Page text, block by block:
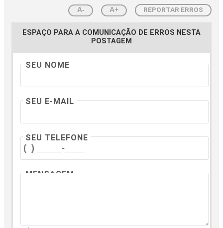
A- A+ REPORTAR ERROS
ESPAÇO PARA A COMUNICAÇÃO DE ERROS NESTA
POSTAGEM
SEU NOME
SEU E-MAIL
SEU TELEFONE
MENSAGEM